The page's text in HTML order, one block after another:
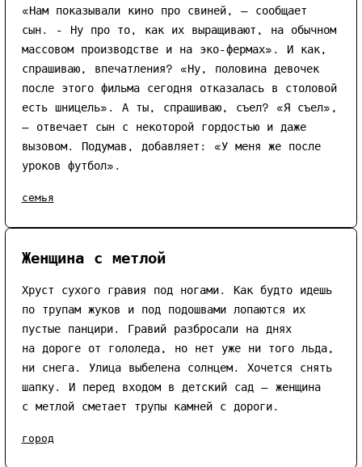
«Нам показывали кино про свиней, — сообщает
сын. - Ну про то, как их выращивают, на обычном
массовом производстве и на эко-фермах». И как,
спрашиваю, впечатления? «Ну, половина девочек
после этого фильма сегодня отказалась в столовой
есть шницель». А ты, спрашиваю, съел? «Я съел»,
— отвечает сын с некоторой гордостью и даже
вызовом. Подумав, добавляет: «У меня же после
уроков футбол».
семья
Женщина с метлой
Хруст сухого гравия под ногами. Как будто идешь
по трупам жуков и под подошвами лопаются их
пустые панцири. Гравий разбросали на днях
на дороге от гололеда, но нет уже ни того льда,
ни снега. Улица выбелена солнцем. Хочется снять
шапку. И перед входом в детский сад — женщина
с метлой сметает трупы камней с дороги.
город